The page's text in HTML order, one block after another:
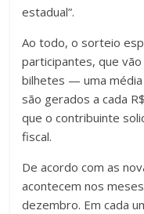
estadual”.
Ao todo, o sorteio
participantes, que
bilhetes — uma
são gerados a cada
que o contribuinte
fiscal.
De acordo com as
acontecem nos
dezembro. Em cada